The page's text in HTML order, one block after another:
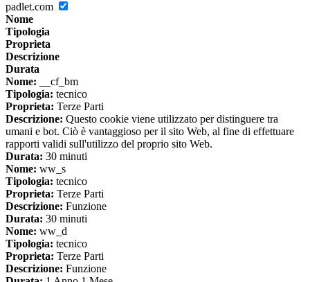
padlet.com
Nome
Tipologia
Proprieta
Descrizione
Durata
Nome: __cf_bm
Tipologia: tecnico
Proprieta: Terze Parti
Descrizione: Questo cookie viene utilizzato per distinguere tra
umani e bot. Ciò è vantaggioso per il sito Web, al fine di effettuare
rapporti validi sull'utilizzo del proprio sito Web.
Durata: 30 minuti
Nome: ww_s
Tipologia: tecnico
Proprieta: Terze Parti
Descrizione: Funzione
Durata: 30 minuti
Nome: ww_d
Tipologia: tecnico
Proprieta: Terze Parti
Descrizione: Funzione